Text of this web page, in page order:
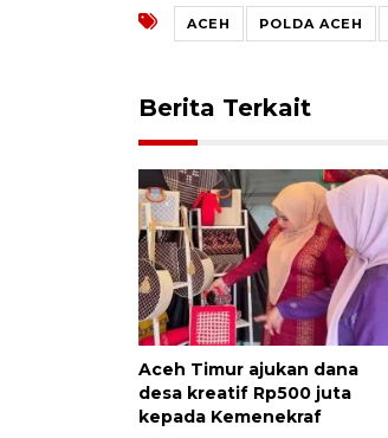
ACEH POLDA ACEH
Berita Terkait
Aceh Timur ajukan dana
desa kreatif Rp500 juta
kepada Kemenekraf